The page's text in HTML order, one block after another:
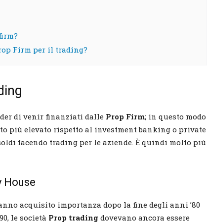
Firm per il trading?
di venir finanziati dalle Prop Firm; in questo modo
più elevato rispetto al investment banking o private
facendo trading per le aziende. È quindi molto più
House
acquisito importanza dopo la fine degli anni ’80
le società Prop trading dovevano ancora essere